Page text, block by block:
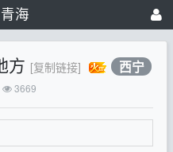
青海
方 [复制链接] 西宁
3669